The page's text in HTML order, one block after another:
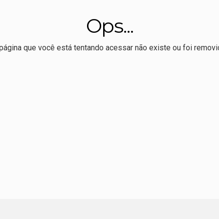
melhor Ideb da série histórica, mas ensino médio permanece
e político', dispara Maluf sobre Wellington e o PL
Ops...
que você está tentando acessar não existe ou foi